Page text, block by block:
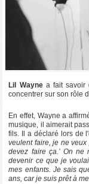
Lil Waynea fait savoir
concentrer sur son rôle
En effet, Wayne a
musique, il aimerait
fils. Il a déclaré lors de
veulent faire, je ne veux
devez faire ça.’ On ne
devenir ce que je
mes enfants. Je sais
ans, car je suis prêt à